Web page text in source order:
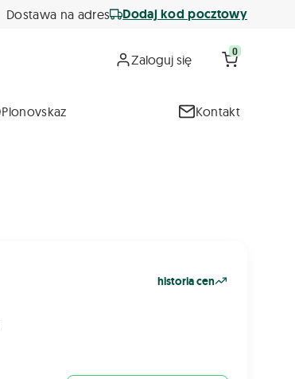
Dostawa na adres Dodaj kod pocztowy
Zaloguj się 0
Plonovskaz Kontakt
historia cen